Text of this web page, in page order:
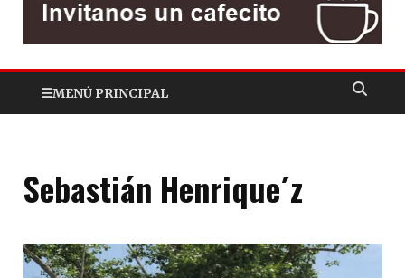
MENÚ PRINCIPAL
Sebastián Henrique´z